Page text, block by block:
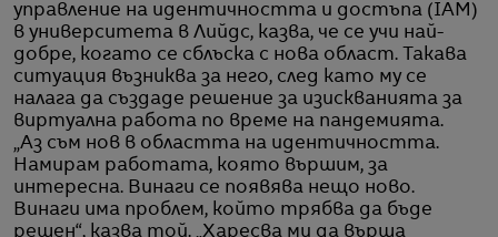
управление на идентичността и достъпа (IAM)
в университета в Лийдс, казва, че се учи най-
добре, когато се сблъска с нова област. Такава
ситуация възниква за него, след като му се
налага да създаде решение за изискванията за
виртуална работа по време на пандемията.
„Аз съм нов в областта на идентичността.
Намирам работата, която вършим, за
интересна. Винаги се появява нещо ново.
Винаги има проблем, който трябва да бъде
решен“, казва той. „Харесва ми да върша